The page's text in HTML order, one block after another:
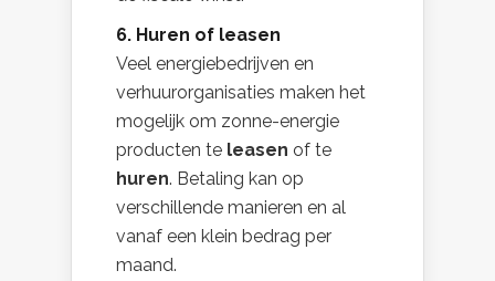
6. Huren of leasen
Veel energiebedrijven en
verhuurorganisaties maken het
mogelijk om zonne-energie
producten te leasen of te
huren. Betaling kan op
verschillende manieren en al
vanaf een klein bedrag per
maand.